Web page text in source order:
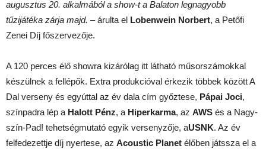
augusztus 20. alkalmából a show-t a Balaton legnagyobb
tűzijátéka zárja majd. – árulta el Lobenwein Norbert, a Petőfi
Zenei Díj főszervezője.
A 120 perces élő showra kizárólag itt látható műsorszámokkal
készülnek a fellépők. Extra produkcióval érkezik többek között A
Dal verseny és egyúttal az év dala cím győztese, Pápai Joci,
színpadra lép a Halott Pénz, a Hiperkarma, az AWS és a Nagy-
szín-Pad! tehetségmutató egyik versenyzője, aUSNK. Az év
felfedezettje díj nyertese, az Acoustic Planet élőben játssza el a